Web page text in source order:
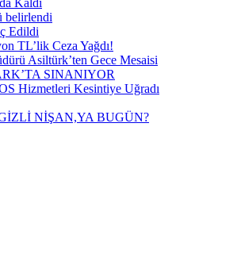
Kaldı
belirlendi
Edildi
TL’lik Ceza Yağdı!
Asiltürk’ten Gece Mesaisi
SINANIYOR
Hizmetleri Kesintiye Uğradı
NİŞAN,YA BUGÜN?